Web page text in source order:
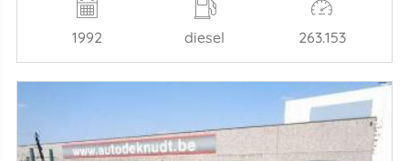
1992 diesel 263.153